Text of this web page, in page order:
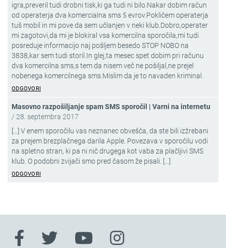
igra,preveril tudi drobni tisk,ki ga tudi ni bilo.Nakar dobim račun
od operaterja dva komercialna sms 5 evrov.Pokličem operaterja
tuš mobil in mi pove da sem učlanjen v neki klub.Dobro,operater
mi zagotovi,da mi je blokiral vsa komercilna sporočila,mi tudi
posreduje informacijo naj pošljem besedo STOP NOBO na
3838,kar sem tudi storil.In glej,ta mesec spet dobim pri računu
dva komercilna sms,s tem da nisem več ne pošiljal,ne prejel
nobenega komercilnega sms.Mislim da je to navaden kriminal.
ODGOVORI
Masovno razpošiljanje spam SMS sporočil | Varni na internetu
/ 28. septembra 2017
[…] V enem sporočilu vas neznanec obvešča, da ste bili izžrebani
za prejem brezplačnega darila Apple. Povezava v sporočilu vodi
na spletno stran, ki pa ni nič drugega kot vaba za plačljivi SMS
klub. O podobni zvijači smo pred časom že pisali. […]
ODGOVORI